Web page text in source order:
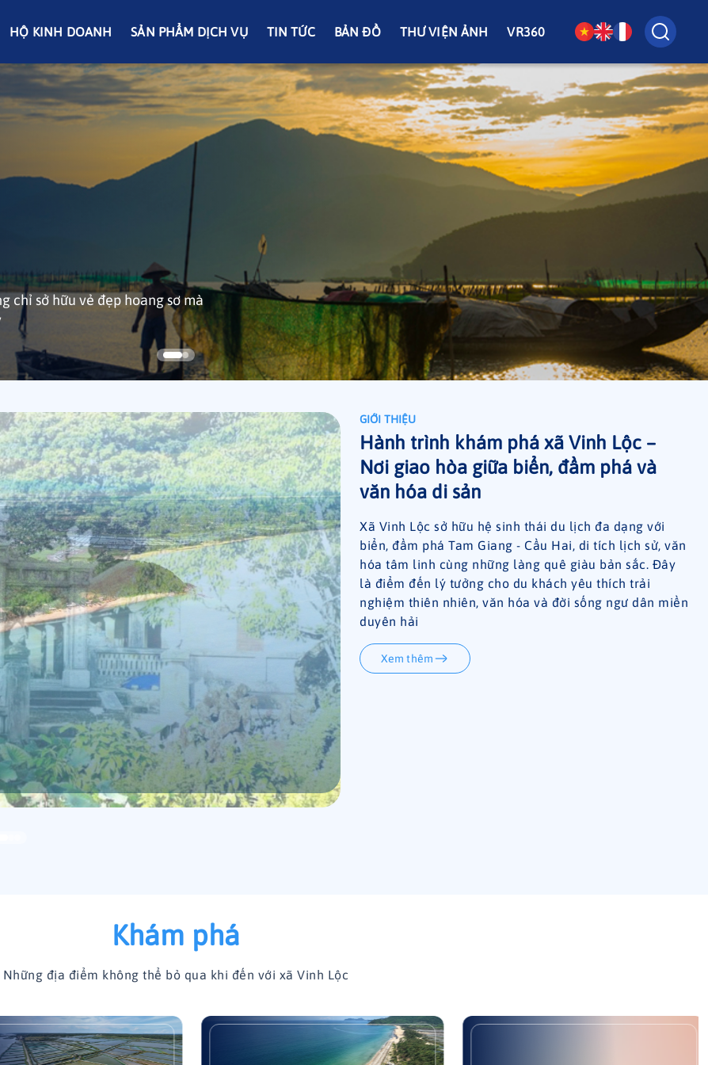
HỘ KINH DOANH SẢN PHẨM DỊCH VỤ TIN TỨC BẢN ĐỒ THƯ VIỆN ẢNH VR360
chỉ sở hữu vẻ đẹp hoang sơ mà
Lộc, cách trung tâm Huế
xanh và nhiều mỏm đá rêu
tránh xa sự ồn ào của phố
GIỚI THIỆU
Hành trình khám phá xã Vinh Lộc –
Nơi giao hòa giữa biển, đầm phá và
văn hóa di sản
Xã Vinh Lộc sở hữu hệ sinh thái du lịch đa dạng với
biển, đầm phá Tam Giang - Cầu Hai, di tích lịch sử, văn
hóa tâm linh cùng những làng quê giàu bản sắc. Đây
là điểm đến lý tưởng cho du khách yêu thích trải
nghiệm thiên nhiên, văn hóa và đời sống ngư dân miền
duyên hải
Xem thêm
Khám phá
Những địa điểm không thể bỏ qua khi đến với xã Vinh Lộc
Đập Tây Kè biển Mỹ Á (Vinh Hải)